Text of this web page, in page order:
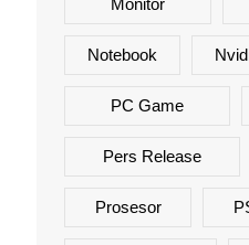
Monitor
Notebook
PC Game
Pers Release
Prosesor